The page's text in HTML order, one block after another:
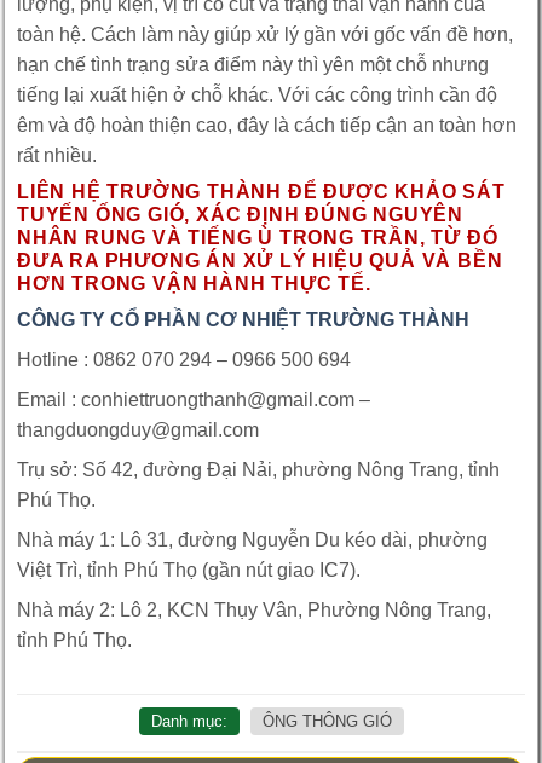
toàn hệ. Cách làm này giúp xử lý gần với gốc vấn đề hơn,
hạn chế tình trạng sửa điểm này thì yên một chỗ nhưng
tiếng lại xuất hiện ở chỗ khác. Với các công trình cần độ
êm và độ hoàn thiện cao, đây là cách tiếp cận an toàn hơn
rất nhiều.
LIÊN HỆ TRƯỜNG THÀNH ĐỂ ĐƯỢC KHẢO SÁT
TUYẾN ỐNG GIÓ, XÁC ĐỊNH ĐÚNG NGUYÊN
NHÂN RUNG VÀ TIẾNG Ù TRONG TRẦN, TỪ ĐÓ
ĐƯA RA PHƯƠNG ÁN XỬ LÝ HIỆU QUẢ VÀ BỀN
HƠN TRONG VẬN HÀNH THỰC TẾ.
CÔNG TY CỔ PHẦN CƠ NHIỆT TRƯỜNG THÀNH
Hotline : 0862 070 294 – 0966 500 694
Email : conhiettruongthanh@gmail.com –
thangduongduy@gmail.com
Trụ sở: Số 42, đường Đại Nải, phường Nông Trang, tỉnh
Phú Thọ.
Nhà máy 1: Lô 31, đường Nguyễn Du kéo dài, phường
Việt Trì, tỉnh Phú Thọ (gần nút giao IC7).
Nhà máy 2: Lô 2, KCN Thụy Vân, Phường Nông Trang,
tỉnh Phú Thọ.
Danh mục: ÔNG THÔNG GIÓ